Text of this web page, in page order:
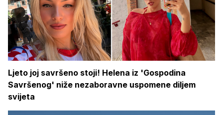
Ljeto joj savršeno stoji! Helena iz 'Gospodina
Savršenog' niže nezaboravne uspomene diljem
svijeta